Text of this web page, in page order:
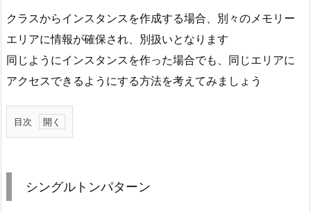
クラスからインスタンスを作成する場合、別々のメモリー
エリアに情報が確保され、別扱いとなります
同じようにインスタンスを作った場合でも、同じエリアに
アクセスできるようにする方法を考えてみましょう
目次
1.
グ
シングルトンパターン